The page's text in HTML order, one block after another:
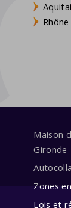
Maison
Gironde
Zones
Lois et